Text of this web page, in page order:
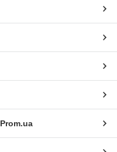
Prom.ua